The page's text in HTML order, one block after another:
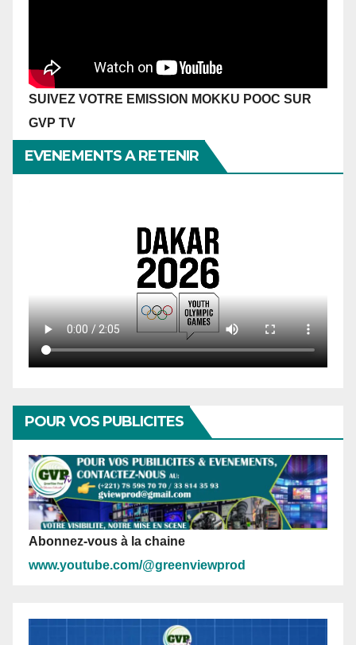
SUIVEZ VOTRE EMISSION MOKKU POOC SUR
GVP TV
EVENEMENTS A RETENIR
POUR VOS PUBLICITES
Abonnez-vous à la chaine
www.youtube.com/@greenviewprod